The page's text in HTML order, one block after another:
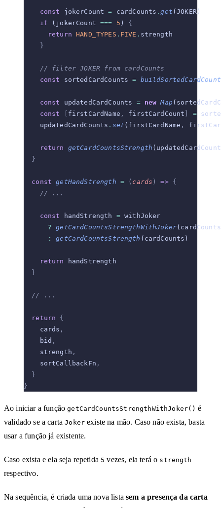
    const
jokerCount = cardCounts .get (JOKER)
    if
(jokerCount === 5 ) {
      return
HAND_TYPES . FIVE . strength
    }
    // filter JOKER from cardCounts
    const
sortedCardCounts =
    const
updatedCardCounts = new Map
    const
firstCardName , firstCardCount =
    updatedCardCounts
. set (firstCardName ,
    return
getCardCountsStrength
  }
  const
getHandStrength = ( cards ) => {
    // ...
    const
handStrength = withJoker
      ?
getCardCountsStrengthWithJoker
      :
getCardCountsStrength (cardCounts)
    return
handStrength
  }
  // ...
  return
{
    cards
,
    bid
,
    strength
,
    sortCallbackFn
,
  }
}
Ao iniciar a funçãogetCardCountsStrengthWithJoker() é
validado se a cartaJoker existe na mão. Caso não exista, basta
usar a função já existente.
Caso exista e ela seja repetida 5 vezes, ela terá o strength
respectivo.
Na sequência, é criada uma nova listasem a presença da carta